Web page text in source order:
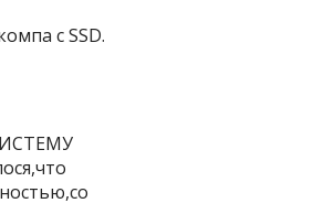
с SSD.